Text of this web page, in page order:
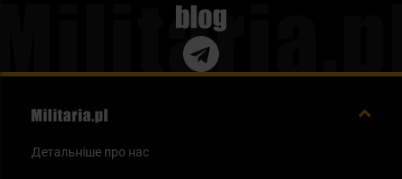
Blog
Детальніше про нас